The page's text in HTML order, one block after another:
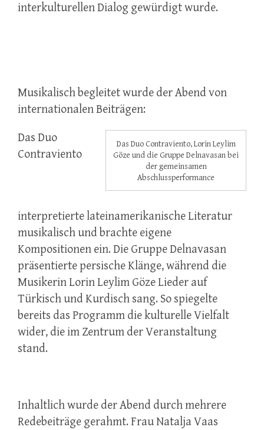
interkulturellen Dialog gewürdigt wurde.
Musikalisch begleitet wurde der Abend von
internationalen Beiträgen:
Das Duo Contraviento, Lorin Leylim
Göze und die Gruppe Delnavasan bei
der gemeinsamen
Abschlussperformance
Das Duo
Contraviento
interpretierte lateinamerikanische Literatur
musikalisch und brachte eigene
Kompositionen ein. Die Gruppe Delnavasan
präsentierte persische Klänge, während die
Musikerin Lorin Leylim Göze Lieder auf
Türkisch und Kurdisch sang. So spiegelte
bereits das Programm die kulturelle Vielfalt
wider, die im Zentrum der Veranstaltung
stand.
Inhaltlich wurde der Abend durch mehrere
Redebeiträge gerahmt. Frau Natalja Vaas